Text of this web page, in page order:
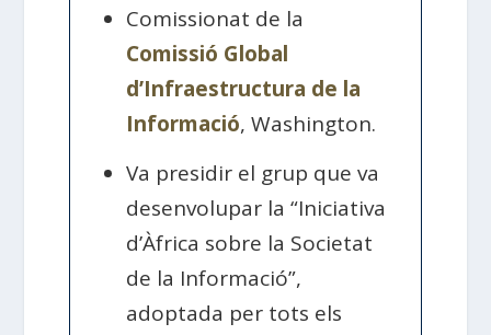
Comissionat de la
Comissió Global
d’Infraestructura de la
Informació, Washington.
Va presidir el grup que va
desenvolupar la “Iniciativa
d’Àfrica sobre la Societat
de la Informació”,
adoptada per tots els